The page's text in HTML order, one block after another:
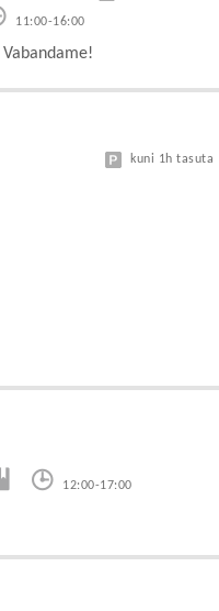
11:00-16:00
kuni 1h tasuta
12:00-17:00